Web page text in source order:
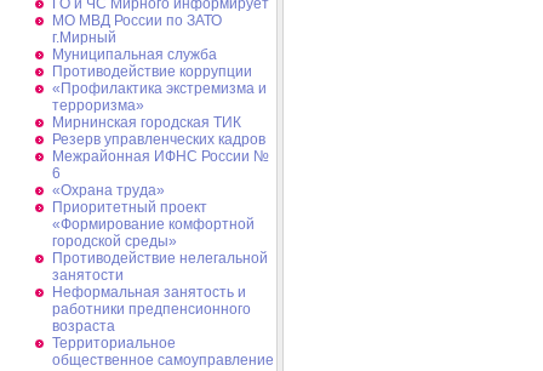
ГО и ЧС Мирного информирует
МО МВД России по ЗАТО
г.Мирный
Муниципальная cлужба
Противодействие коррупции
«Профилактика экстремизма и
терроризма»
Мирнинская городская ТИК
Резерв управленческих кадров
Межрайонная ИФНС России №
6
«Охрана труда»
Приоритетный проект
«Формирование комфортной
городской среды»
Противодействие нелегальной
занятости
Неформальная занятость и
работники предпенсионного
возраста
Территориальное
общественное самоуправление